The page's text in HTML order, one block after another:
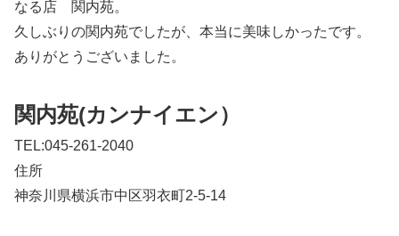
なる店 関内苑。
久しぶりの関内苑でしたが、本当に美味しかったです。
ありがとうございました。
関内苑(カンナイエン）
TEL:045-261-2040
住所
神奈川県横浜市中区羽衣町2-5-14